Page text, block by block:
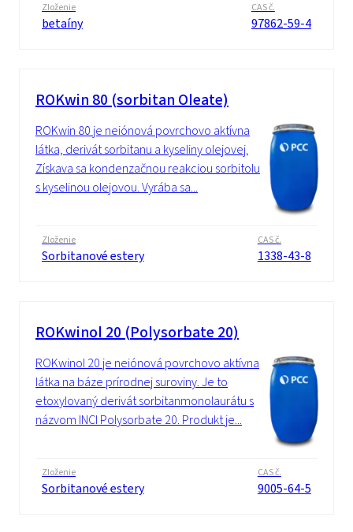
Zloženie
betaíny
CAS č.
97862-59-4
ROKwin 80 (sorbitan Oleate)
ROKwin 80 je neiónová povrchovo aktívna
látka, derivát sorbitanu a kyseliny olejovej.
Získava sa kondenzačnou reakciou sorbitolu
s kyselinou olejovou. Vyrába sa...
Zloženie
Sorbitanové estery
CAS č.
1338-43-8
ROKwinol 20 (Polysorbate 20)
ROKwinol 20 je neiónová povrchovo aktívna
látka na báze prírodnej suroviny. Je to
etoxylovaný derivát sorbitanmonolaurátu s
názvom INCI Polysorbate 20. Produkt je...
Zloženie
Sorbitanové estery
CAS č.
9005-64-5